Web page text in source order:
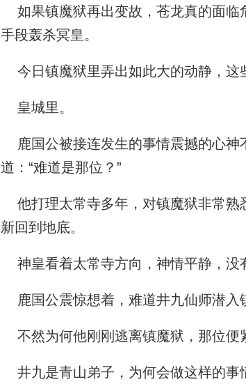
如果镇魔狱再出变故，苍龙真的面临
手段轰杀冥皇。
今日镇魔狱里弄出如此大的动静，这
皇城里。
鹿国公被接连发生的事情震撼的心神
道：“难道是那位？”
他打理太常寺多年，对镇魔狱非常熟
新回到地底。
神皇看着太常寺方向，神情平静，没
鹿国公震惊想着，难道井九仙师潜入
不然为何他刚刚逃离镇魔狱，那位便
井九是青山弟子，为何会做这样的事